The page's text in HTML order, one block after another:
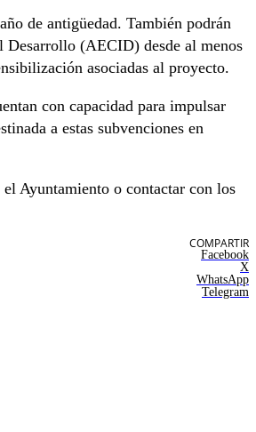
de antigüedad. También podrán
Desarrollo (AECID) desde al menos
asociadas al proyecto.
con capacidad para impulsar
a estas subvenciones en
Ayuntamiento o contactar con los
COMPARTIR
Facebook
X
WhatsApp
Telegram